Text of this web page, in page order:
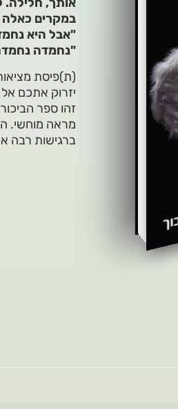
במקרים כאלה
"אבל היא
"נחמדה
(ת)פיסת
יזרוק אתכם אל
זהו ספר
מראה מוחשי.
ברגישות רבה